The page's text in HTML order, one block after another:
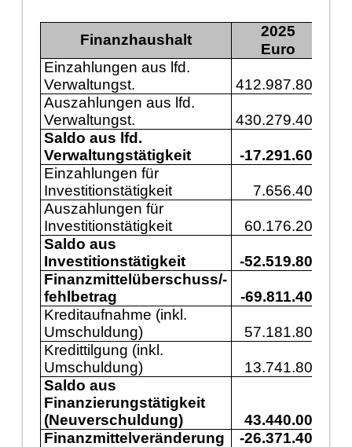
Finanzhaushalt
2025
Euro
Einzahlungen aus lfd.
Verwaltungst.
412.987.800
Auszahlungen aus lfd.
Verwaltungst.
430.279.400
Saldo aus lfd.
Verwaltungstätigkeit
-17.291.600
Einzahlungen für
Investitionstätigkeit
7.656.400
Auszahlungen für
Investitionstätigkeit
60.176.200
Saldo aus
Investitionstätigkeit
-52.519.800
Finanzmittelüberschuss/-
fehlbetrag
-69.811.400
Kreditaufnahme (inkl.
Umschuldung)
57.181.800
Kredittilgung (inkl.
Umschuldung)
13.741.800
Saldo aus
Finanzierungstätigkeit
(Neuverschuldung)
43.440.000
Finanzmittelveränderung
-26.371.400